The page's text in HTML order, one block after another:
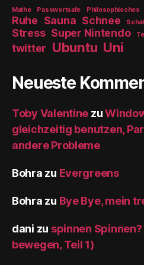
Mathe Passwortsafe Philosophisches
Ruhe Sauna Schnee
Stress Super Nintendo
twitter Ubuntu Uni
Neueste
Toby Valentine zu
gleichzeitig benutzen,
andere Probleme
Bohra zu Evergreens
Bohra zu Bye Bye, mein
dani zu spinnen
bewegen, Teil 1)